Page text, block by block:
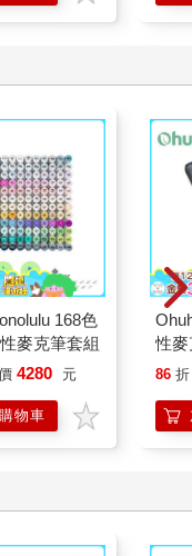
168色
麥克筆套組
4280 元
物車
性
86 折